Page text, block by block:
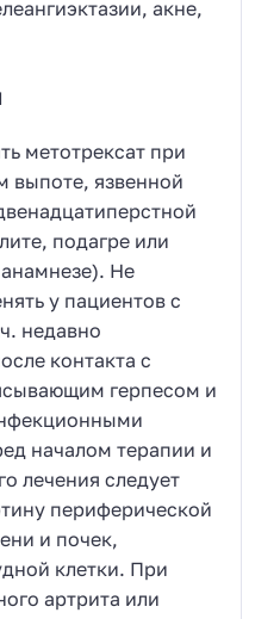
акне,
метотрексат при
выпоте, язвенной
подагре или
Не
у пациентов с
недавно
контакта с
герпесом и
началом терапии и
лечения следует
периферической
и почек,
клетки. При
артрита или